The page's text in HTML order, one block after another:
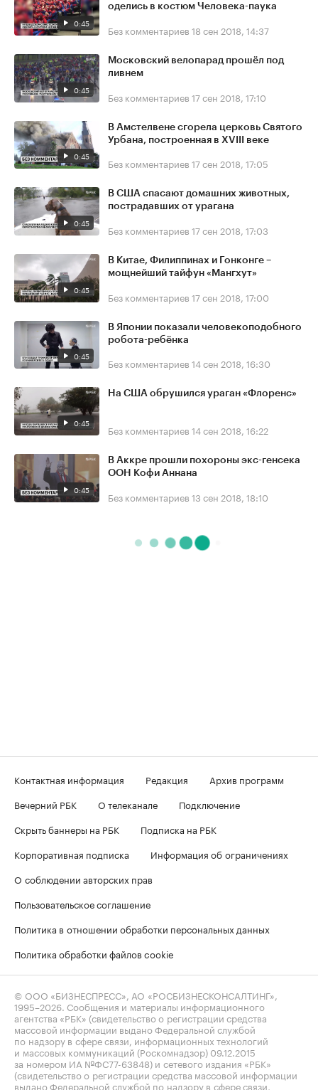
0:45
оделись в костюм Человека-паука
Без комментариев 18 сен 2018, 14:37
0:45
Московский велопарад прошёл под
ливнем
Без комментариев 17 сен 2018, 17:10
0:45
В Амстелвене сгорела церковь Святого
Урбана, построенная в XVIII веке
Без комментариев 17 сен 2018, 17:05
0:45
В США спасают домашних животных,
пострадавших от урагана
Без комментариев 17 сен 2018, 17:03
0:45
В Китае, Филиппинах и Гонконге –
мощнейший тайфун «Мангхут»
Без комментариев 17 сен 2018, 17:00
0:45
В Японии показали человекоподобного
робота-ребёнка
Без комментариев 14 сен 2018, 16:30
0:45
На США обрушился ураган «Флоренс»
Без комментариев 14 сен 2018, 16:22
0:45
В Аккре прошли похороны экс-генсека
ООН Кофи Аннана
Без комментариев 13 сен 2018, 18:10
Контактная информация Редакция
Архив программ
Вечерний РБК
О телеканале
Подключение
Скрыть баннеры на РБК
Подписка на РБК
Корпоративная подписка
Информация об ограничениях
О соблюдении авторских прав
Пользовательское соглашение
Политика в отношении обработки персональных данных
Политика обработки файлов cookie
© ООО «БИЗНЕСПРЕСС», АО «РОСБИЗНЕСКОНСАЛТИНГ»,
1995–2026 . Сообщения и материалы информационного
агентства «РБК» (свидетельство о регистрации средства
массовой информации выдано Федеральной службой
по надзору в сфере связи, информационных технологий
и массовых коммуникаций (Роскомнадзор) 09.12.2015
за номером ИА №ФС77-63848) и сетевого издания «РБК»
(свидетельство о регистрации средства массовой информации
выдано Федеральной службой по надзору в сфере связи,